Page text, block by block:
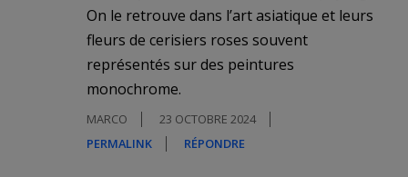
On le retrouve dans l’art asiatique et leurs
fleurs de cerisiers roses souvent
représentés sur des peintures
monochrome.
MARCO
23 OCTOBRE 2024
PERMALINK
RÉPONDRE